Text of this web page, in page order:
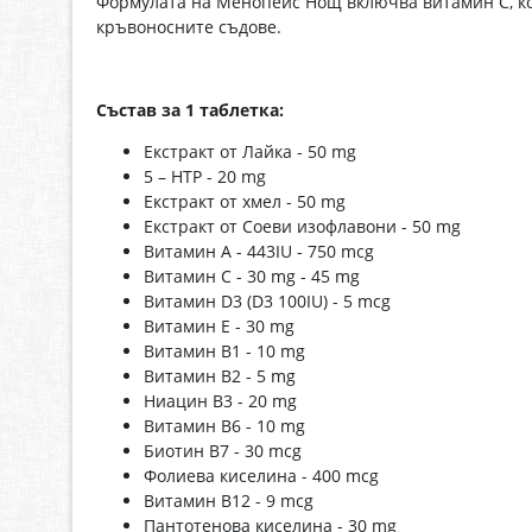
кръвоносните съдове.
Състав за 1 таблетка:
Екстракт от Лайка - 50 mg
5 – HTP - 20 mg
Екстракт от хмел - 50 mg
Екстракт от Соеви изофлавони - 50 mg
Витамин А - 443IU - 750 mcg
Витамин С - 30 mg - 45 mg
Витамин D3 (D3 100IU) - 5 mcg
Витамин Е - 30 mg
Витамин В1 - 10 mg
Витамин В2 - 5 mg
Ниацин В3 - 20 mg
Витамин В6 - 10 mg
Биотин В7 - 30 mcg
Фолиева киселина - 400 mcg
Витамин В12 - 9 mcg
Пантотенова киселина - 30 mg